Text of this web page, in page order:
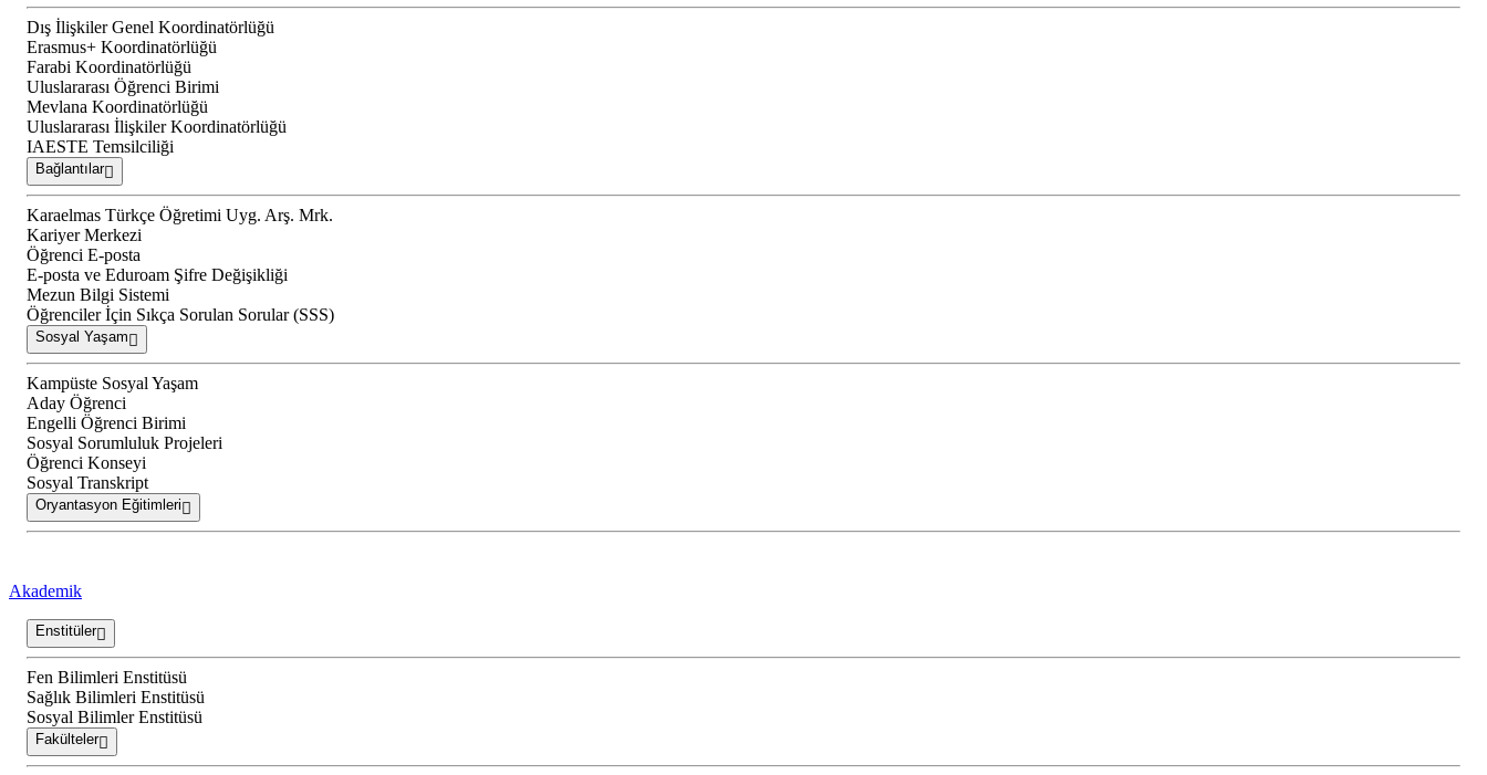
Dış İlişkiler Genel Koordinatörlüğü
Erasmus+ Koordinatörlüğü
Farabi Koordinatörlüğü
Uluslararası Öğrenci Birimi
Mevlana Koordinatörlüğü
Uluslararası İlişkiler Koordinatörlüğü
IAESTE Temsilciliği
Bağlantılar
Karaelmas Türkçe Öğretimi Uyg. Arş. Mrk.
Kariyer Merkezi
Öğrenci E-posta
E-posta ve Eduroam Şifre Değişikliği
Mezun Bilgi Sistemi
Öğrenciler İçin Sıkça Sorulan Sorular (SSS)
Sosyal Yaşam
Kampüste Sosyal Yaşam
Aday Öğrenci
Engelli Öğrenci Birimi
Sosyal Sorumluluk Projeleri
Öğrenci Konseyi
Sosyal Transkript
Oryantasyon Eğitimleri
Akademik
Enstitüler
Fen Bilimleri Enstitüsü
Sağlık Bilimleri Enstitüsü
Sosyal Bilimler Enstitüsü
Fakülteler